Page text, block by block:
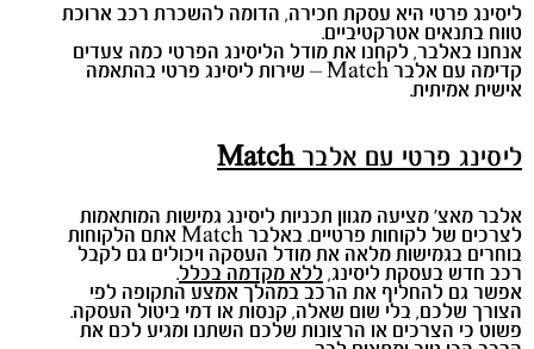
ליסינג פרטי היא עסקת חכירה, הדומה להשכרת רכב ארוכת
טווח בתנאים אטרקטיביים.
אנחנו באלבר, לקחנו את מודל הליסינג הפרטי כמה צעדים
קדימה עם אלבר Match – שירות ליסינג פרטי בהתאמה
אישית אמיתית.
ליסינג פרטי עם אלברMatch
אלבר מאצ' מציעה מגוון תכניות ליסינג גמישות המותאמות
לצרכים של לקוחות פרטיים. באלבר Match אתם הלקוחות
בוחרים בגמישות מלאה את מודל העסקה ויכולים גם לקבל
רכב חדש בעסקת ליסינג, ללא מקדמה בכלל.
אפשר גם להחליף את הרכב במהלך אמצע התקופה לפי
הצורך שלכם, בלי שום שאלה, קנסות או דמי ביטול העסקה.
פשוט כי הצרכים או הרצונות שלכם השתנו ומגיע לכם את